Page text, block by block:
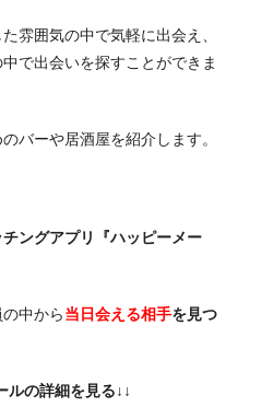
雰囲気の中で気軽に出会え、
で出会いを探すことができま
バーや居酒屋を紹介します。
チングアプリ『ハッピーメー
中から当日会える相手を見つ
ルの詳細を見る↓↓